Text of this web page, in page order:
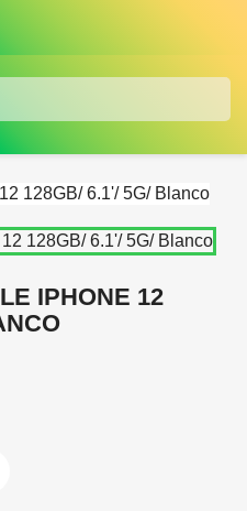
IPHONE 12